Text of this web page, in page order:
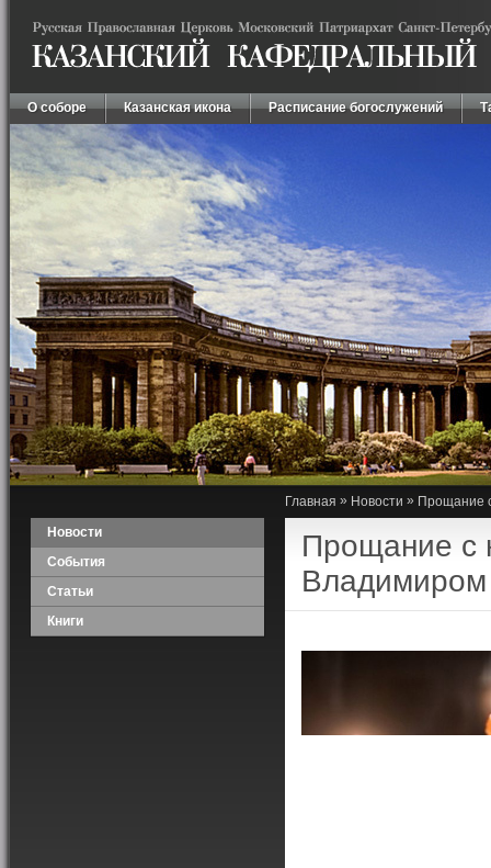
О соборе Казанская икона Расписание богослужений
Новости
События
Статьи
Книги
Главная » Новости » Прощание
Прощание с
Владимиром